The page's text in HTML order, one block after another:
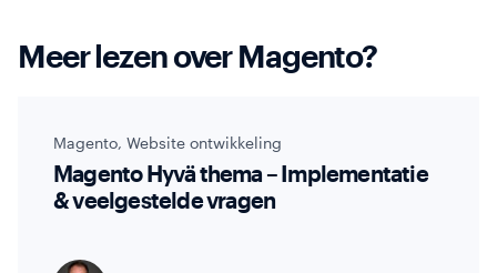
Meer lezen over Magento?
Magento, Website ontwikkeling
Magento Hyvä thema – Implementatie
& veelgestelde vragen